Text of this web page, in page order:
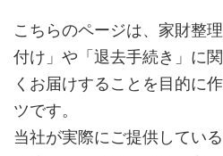
こちらのページは、家財整
付け」や「退去手続き」に
くお届けすることを目的に
ツです。
当社が実際にご提供してい